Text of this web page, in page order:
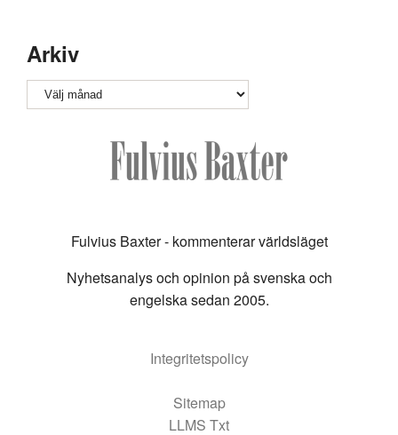
Arkiv
Arkiv
Fulvius Baxter - kommenterar världsläget
Nyhetsanalys och opinion på svenska och
engelska sedan 2005.
Integritetspolicy
Sitemap
LLMS Txt